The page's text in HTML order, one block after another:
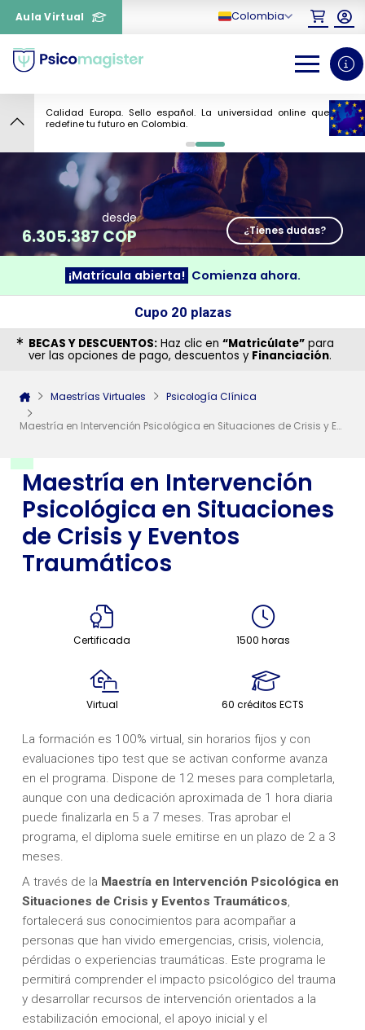
Aula Virtual Colombia
Calidad Europa. Sello español. La universidad online que
redefine tu futuro en Colombia.
0 1
Maestría en Intervención
Psicológica en Situaciones
de Crisis y Eventos
Traumáticos
Certificada 1500 horas
Virtual 60 créditos ECTS
La formación es 100% virtual, sin horarios fijos y con
evaluaciones tipo test que se activan conforme avanza
en el programa. Dispone de 12 meses para completarla,
aunque con una dedicación aproximada de 1 hora diaria
puede finalizarla en 5 a 7 meses. Tras aprobar el
programa, el diploma suele emitirse en un plazo de 2 a 3
meses.
A través de la Maestría en Intervención Psicológica en
Situaciones de Crisis y Eventos Traumáticos,
fortalecerá sus conocimientos para acompañar a
personas que han vivido emergencias, crisis, violencia,
pérdidas o experiencias traumáticas. Este programa le
permitirá comprender el impacto psicológico del trauma
y desarrollar recursos de intervención orientados a la
estabilización emocional, el apoyo inicial y el
9
desde
6.305.387 COP ¿Tienes dudas?
¡Matrícula abierta! Comienza ahora.
Cupo 20 plazas
BECAS Y DESCUENTOS: Haz clic en “Matricúlate” para
ver las opciones de pago, descuentos y Financiación.
Maestrías Virtuales Psicología Clínica
Maestría en Intervención Psicológica en Situaciones de Crisis y Eventos Traumáticos
¿Necesitas más información
sobre un curso?